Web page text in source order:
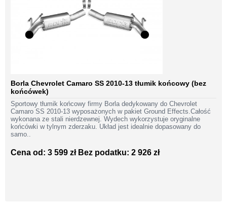
Borla Chevrolet Camaro SS 2010-13 tłumik końcowy (bez
końcówek)
Sportowy tłumik końcowy firmy Borla dedykowany do Chevrolet
Camaro SS 2010-13 wyposażonych w pakiet Ground Effects.Całość
wykonana ze stali nierdzewnej. Wydech wykorzystuje oryginalne
końcówki w tylnym zderzaku. Układ jest idealnie dopasowany do
samo..
Cena od: 3 599 zł Bez podatku: 2 926 zł